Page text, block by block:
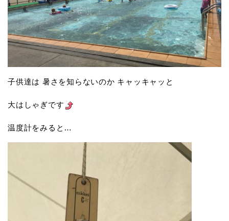
子供達は 暑さを知らないのか キャッキャッと
大はしゃぎです
温度計をみると…